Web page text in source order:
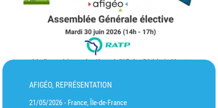
AFIGÉO, REPRÉSENTATION
21/05/2026 - France, Île-de-France